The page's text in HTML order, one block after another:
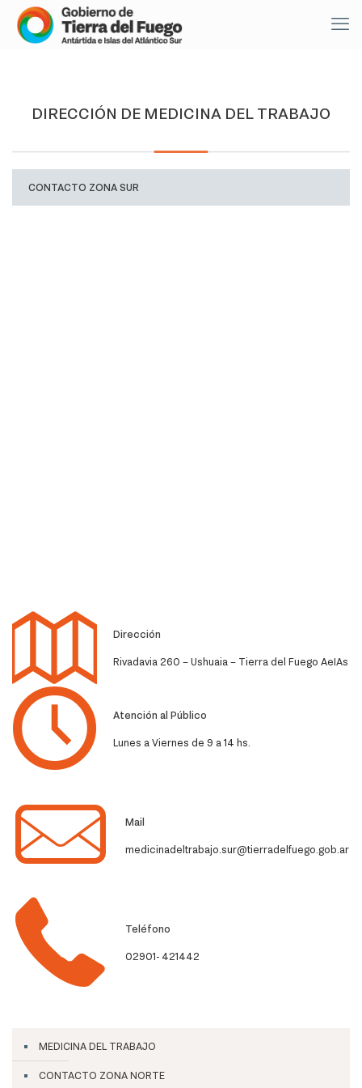
DIRECCIÓN DE MEDICINA DEL TRABAJO
CONTACTO ZONA SUR
Dirección
Rivadavia 260 – Ushuaia – Tierra del Fuego AeIAs
Atención al Público
Lunes a Viernes de 9 a 14 hs.
Mail
medicinadeltrabajo.sur@tierradelfuego.gob.ar
Teléfono
02901- 421442
MEDICINA DEL TRABAJO
CONTACTO ZONA NORTE